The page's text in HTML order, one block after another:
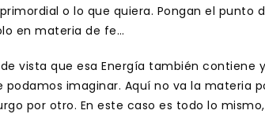
o lo que quiera. Pongan el punto
en materia de fe…
vista que esa Energía también
podamos imaginar. Aquí no va la materia
por otro. En este caso es todo lo